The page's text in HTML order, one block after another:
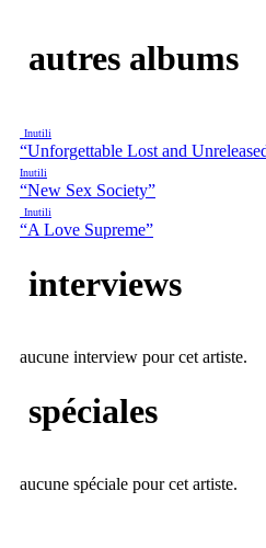
autres albums
Inutili
“Unforgettable Lost and
Inutili
“New Sex Society”
Inutili
“A Love Supreme”
interviews
aucune interview pour cet artiste.
spéciales
aucune spéciale pour cet artiste.